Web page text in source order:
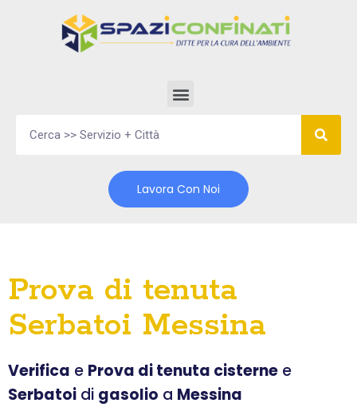
Lavora Con Noi
Prova di tenuta
Serbatoi Messina
Verifica e Prova di tenuta cisterne e
Serbatoi di gasolio a Messina